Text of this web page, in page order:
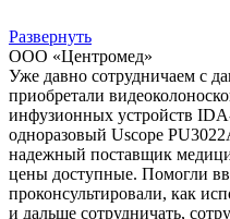
Развернуть
ООО «Центромед»
Уже давно сотрудничаем с
приобретали
инфузионных устройств
одноразовый Uscope
надежный поставщик
цены доступные. Помогли
проконсультировали, как
и дальше сотрудничать,